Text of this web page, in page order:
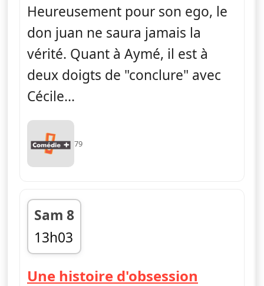
Heureusement pour son ego, le
don juan ne saura jamais la
vérité. Quant à Aymé, il est à
deux doigts de "conclure" avec
Cécile...
79
Sam 8
13h03
fin 13h26
Une histoire d'obsession